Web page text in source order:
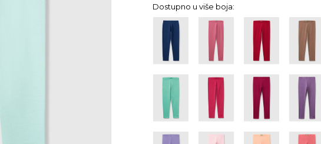
Dostupno u više boja: